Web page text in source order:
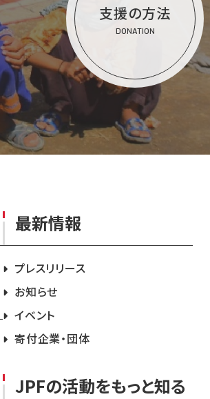
支援の方法
DONATION
最新情報
プレスリリース
お知らせ
イベント
寄付企業・団体
JPFの活動をもっと知る